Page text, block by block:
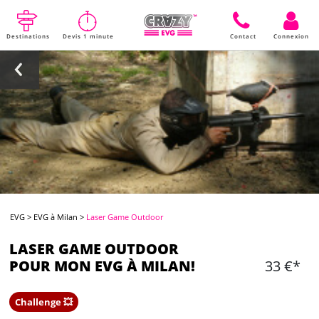
Destinations Devis 1 minute Contact Connexion
EVG > EVG à Milan > Laser Game Outdoor
LASER GAME OUTDOOR
POUR MON EVG À MILAN!
33 €*
Challenge 💥